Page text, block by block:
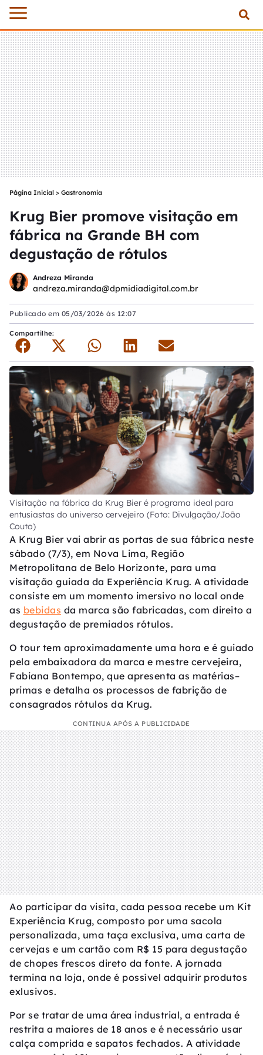
Página Inicial > Gastronomia
Krug Bier promove visitação em
fábrica na Grande BH com
degustação de rótulos
Andreza Miranda
andreza.miranda@dpmidiadigital.com.br
Publicado em 05/03/2026 às 12:07
Compartilhe:
Visitação na fábrica da Krug Bier é programa ideal para
entusiastas do universo cervejeiro (Foto: Divulgação/João
Couto)
A Krug Bier vai abrir as portas de sua fábrica neste
sábado (7/3), em Nova Lima, Região
Metropolitana de Belo Horizonte, para uma
visitação guiada da Experiência Krug. A atividade
consiste em um momento imersivo no local onde
as bebidas da marca são fabricadas, com direito a
degustação de premiados rótulos.
O tour tem aproximadamente uma hora e é guiado
pela embaixadora da marca e mestre cervejeira,
Fabiana Bontempo, que apresenta as matérias–
primas e detalha os processos de fabrição de
consagrados rótulos da Krug.
CONTINUA APÓS A PUBLICIDADE
Ao participar da visita, cada pessoa recebe um Kit
Experiência Krug, composto por uma sacola
personalizada, uma taça exclusiva, uma carta de
cervejas e um cartão com R$ 15 para degustação
de chopes frescos direto da fonte. A jornada
termina na loja, onde é possível adquirir produtos
exlusivos.
Por se tratar de uma área industrial, a entrada é
restrita a maiores de 18 anos e é necessário usar
calça comprida e sapatos fechados. A atividade